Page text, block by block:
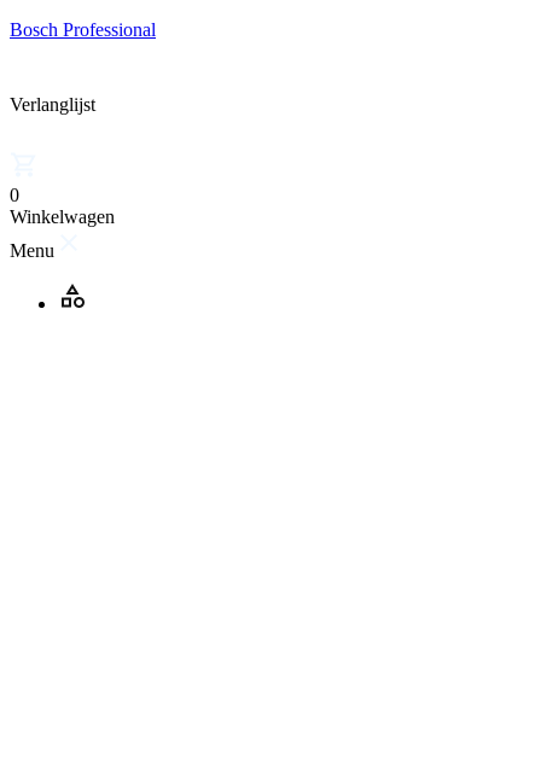
Bosch Professional
Verlanglijst
0
Winkelwagen
Menu